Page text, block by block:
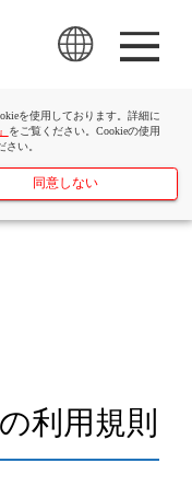
を使用しております。詳細に
をご覧ください。Cookieの使用
い。
同意しない
利用規則